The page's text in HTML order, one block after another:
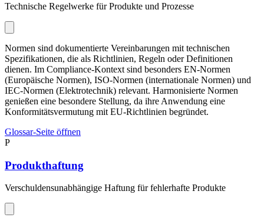
Technische Regelwerke für Produkte und Prozesse
Normen sind dokumentierte Vereinbarungen mit technischen
Spezifikationen, die als Richtlinien, Regeln oder Definitionen
dienen. Im Compliance-Kontext sind besonders EN-Normen
(Europäische Normen), ISO-Normen (internationale Normen) und
IEC-Normen (Elektrotechnik) relevant. Harmonisierte Normen
genießen eine besondere Stellung, da ihre Anwendung eine
Konformitätsvermutung mit EU-Richtlinien begründet.
Glossar-Seite öffnen
P
Produkthaftung
Verschuldensunabhängige Haftung für fehlerhafte Produkte